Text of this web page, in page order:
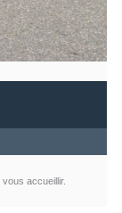
accueillir.